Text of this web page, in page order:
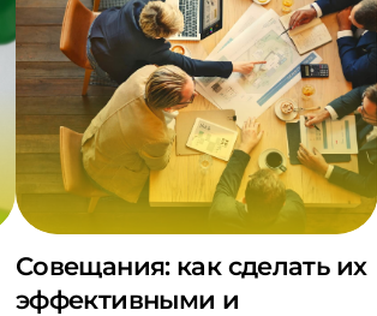
Совещания: как сделать их
эффективными и